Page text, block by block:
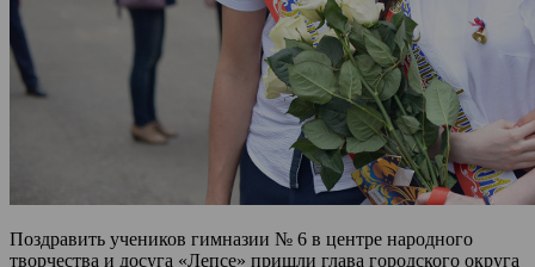
Поздравить учеников гимназии № 6 в центре народного
творчества и досуга «Лепсе» пришли глава городского округа